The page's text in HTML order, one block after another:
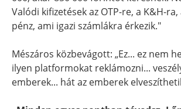
Valódi kifizetések az OTP-re, a K&H-ra,
pénz, ami igazi számlákra érkezik."
Mészáros közbevágott: „Ez... ez nem
ilyen platformokat reklámozni...
emberek... hát az emberek